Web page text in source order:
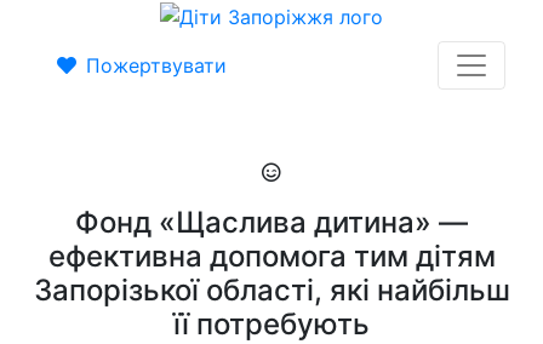
Пожертвувати
Фонд «Щаслива дитина» —
ефективна допомога тим дітям
Запорізької області, які найбільш
її потребують